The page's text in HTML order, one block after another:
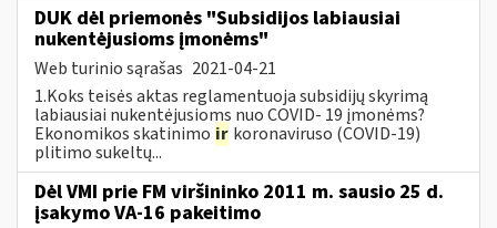
DUK dėl priemonės "Subsidijos labiausiai
nukentėjusioms įmonėms"
Web turinio sąrašas 2021-04-21
1.Koks teisės aktas reglamentuoja subsidijų skyrimą
labiausiai nukentėjusioms nuo COVID- 19 įmonėms?
Ekonomikos skatinimo ir koronaviruso (COVID-19)
plitimo sukeltų...
Dėl VMI prie FM viršininko 2011 m. sausio 25 d.
įsakymo VA-16 pakeitimo